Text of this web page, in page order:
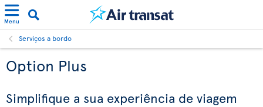
Menu
Serviços a bordo
Option Plus
Simplifique a sua experiência de viagem